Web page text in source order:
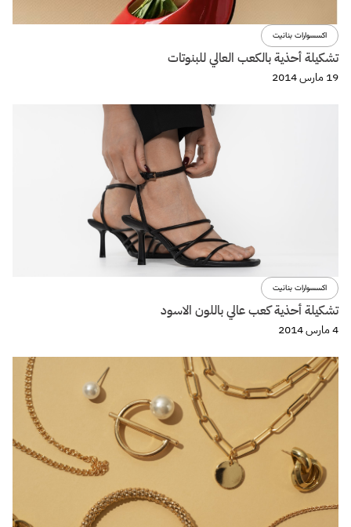
اكسسوارات بنانيت
تشكيلة أحذية بالكعب العالي للبنوتات
19 مارس 2014
اكسسوارات بنانيت
تشكيلة أحذية كعب عالي باللون الاسود
4 مارس 2014